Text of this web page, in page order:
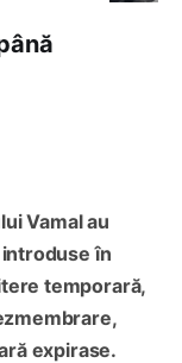
Vamal au
în
temporară,
expirase.